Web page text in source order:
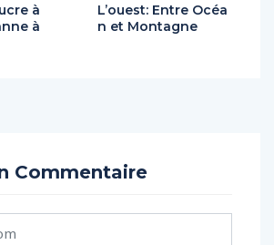
à
à
L’ouest: Entre Océa
n et Montagne
Commentaire